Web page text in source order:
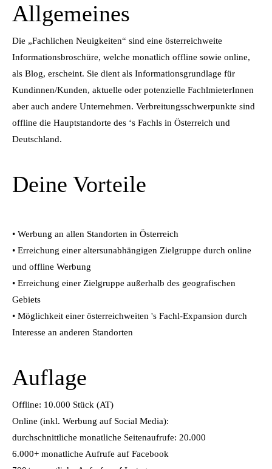
Allgemeines
Die „Fachlichen Neuigkeiten“ sind eine österreichweite
Informationsbroschüre, welche monatlich offline sowie online,
als Blog, erscheint. Sie dient als Informationsgrundlage für
Kundinnen/Kunden, aktuelle oder potenzielle FachlmieterInnen
aber auch andere Unternehmen. Verbreitungsschwerpunkte sind
offline die Hauptstandorte des ‘s Fachls in Österreich und
Deutschland.
Deine Vorteile
• Werbung an allen Standorten in Österreich
• Erreichung einer altersunabhängigen Zielgruppe durch online
und offline Werbung
• Erreichung einer Zielgruppe außerhalb des geografischen
Gebiets
• Möglichkeit einer österreichweiten 's Fachl-Expansion durch
Interesse an anderen Standorten
Auflage
Offline: 10.000 Stück (AT)
Online (inkl. Werbung auf Social Media):
durchschnittliche monatliche Seitenaufrufe: 20.000
6.000+ monatliche Aufrufe auf Facebook